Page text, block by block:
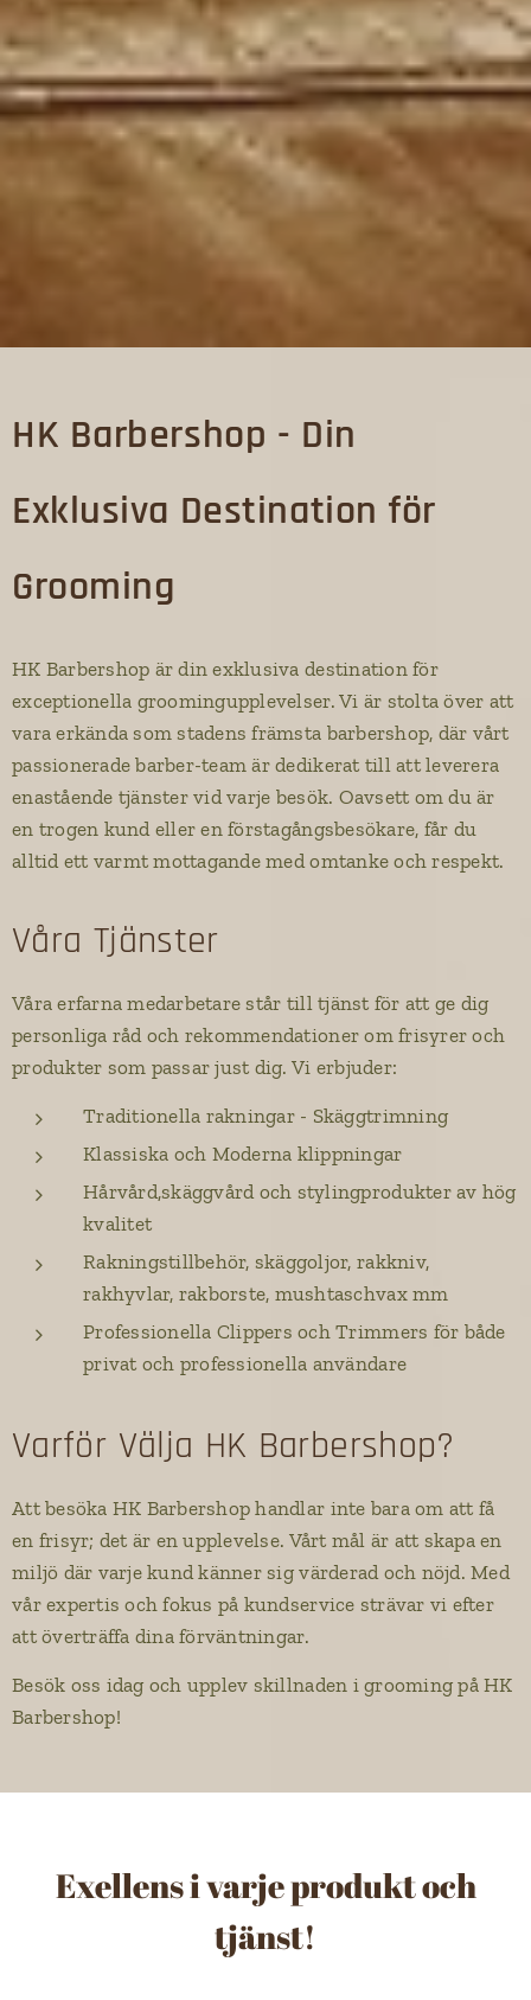
HK Barbershop - Din
Exklusiva Destination för
Grooming
HK Barbershop är din exklusiva destination för
exceptionella groomingupplevelser. Vi är stolta över att
vara erkända som stadens främsta barbershop, där vårt
passionerade barber-team är dedikerat till att leverera
enastående tjänster vid varje besök. Oavsett om du är
en trogen kund eller en förstagångsbesökare, får du
alltid ett varmt mottagande med omtanke och respekt.
Våra Tjänster
Våra erfarna medarbetare står till tjänst för att ge dig
personliga råd och rekommendationer om frisyrer och
produkter som passar just dig. Vi erbjuder:
Traditionella rakningar - Skäggtrimning
Klassiska och Moderna klippningar
Hårvård,skäggvård och stylingprodukter av hög
kvalitet
Rakningstillbehör, skäggoljor, rakkniv,
rakhyvlar, rakborste, mushtaschvax mm
Professionella Clippers och Trimmers för både
privat och professionella användare
Varför Välja HK Barbershop?
Att besöka HK Barbershop handlar inte bara om att få
en frisyr; det är en upplevelse. Vårt mål är att skapa en
miljö där varje kund känner sig värderad och nöjd. Med
vår expertis och fokus på kundservice strävar vi efter
att överträffa dina förväntningar.
Besök oss idag och upplev skillnaden i grooming på HK
Barbershop!
Exellens i varje produkt och
tjänst!